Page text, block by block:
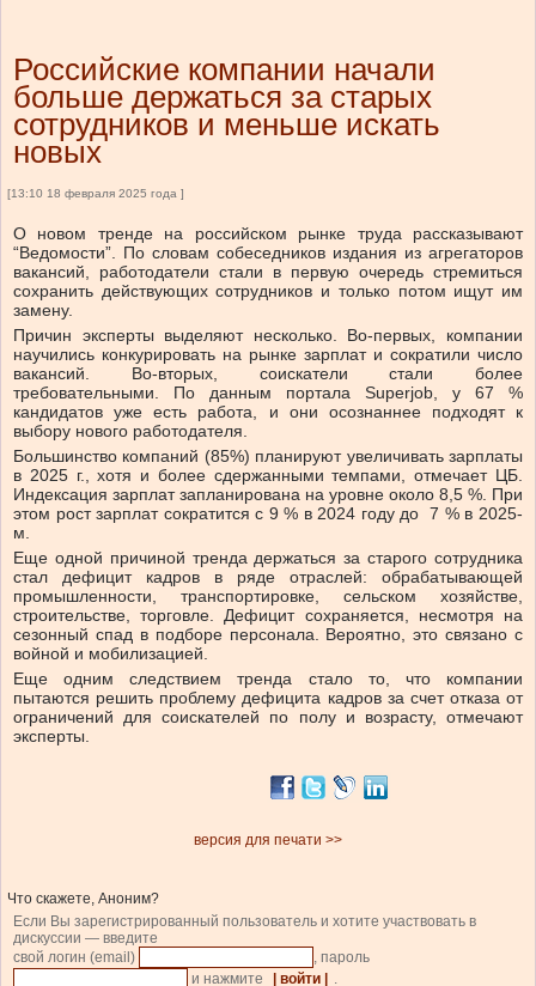
Российские компании начали
больше держаться за старых
сотрудников и меньше искать
новых
[13:10 18 февраля 2025 года ]
О новом тренде на российском рынке труда рассказывают
“Ведомости”. По словам собеседников издания из агрегаторов
вакансий, работодатели стали в первую очередь стремиться
сохранить действующих сотрудников и только потом ищут им
замену.
Причин эксперты выделяют несколько. Во-первых, компании
научились конкурировать на рынке зарплат и сократили число
вакансий. Во-вторых, соискатели стали более
требовательными. По данным портала Superjob, у 67 %
кандидатов уже есть работа, и они осознаннее подходят к
выбору нового работодателя.
Большинство компаний (85%) планируют увеличивать зарплаты
в 2025 г., хотя и более сдержанными темпами, отмечает ЦБ.
Индексация зарплат запланирована на уровне около 8,5 %. При
этом рост зарплат сократится с 9 % в 2024 году до 7 % в 2025-
м.
Еще одной причиной тренда держаться за старого сотрудника
стал дефицит кадров в ряде отраслей: обрабатывающей
промышленности, транспортировке, сельском хозяйстве,
строительстве, торговле. Дефицит сохраняется, несмотря на
сезонный спад в подборе персонала. Вероятно, это связано с
войной и мобилизацией.
Еще одним следствием тренда стало то, что компании
пытаются решить проблему дефицита кадров за счет отказа от
ограничений для соискателей по полу и возрасту, отмечают
эксперты.
версия для печати >>
Что скажете, Аноним?
Если Вы зарегистрированный пользователь и хотите участвовать в
дискуссии — введите
свой логин (email)
, пароль
и нажмите
| войти |
.